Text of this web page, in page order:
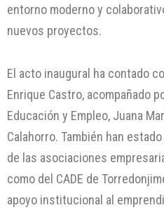
entorno moderno y
nuevos proyectos.
El acto inaugural ha contado
Enrique Castro, acompañado
Educación y Empleo, Juana
Calahorro. También han
de las asociaciones
como del CADE de
apoyo institucional al